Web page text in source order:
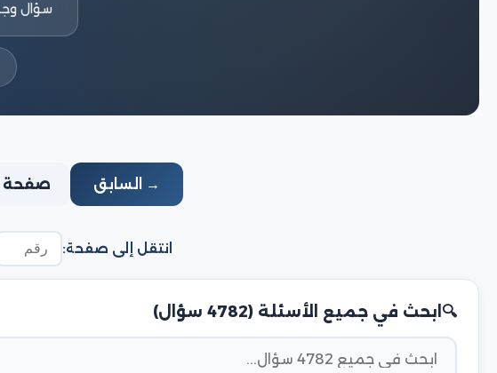
سؤال
→ السابق صفحة 2 من 2
انتقل إلى صفحة:
ابحث في جميع الأسئلة (4782 سؤال)